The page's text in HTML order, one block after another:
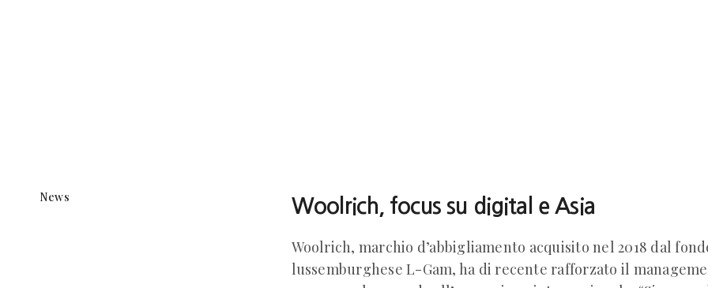
News Woolrich, focus su digital e Asia
Woolrich, marchio d’abbigliamento acquisito nel 2018 dal
lussemburghese L-Gam, ha di recente rafforzato il